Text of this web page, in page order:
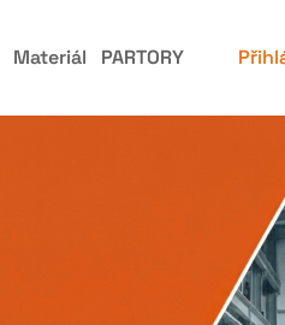
Materiál PARTORY